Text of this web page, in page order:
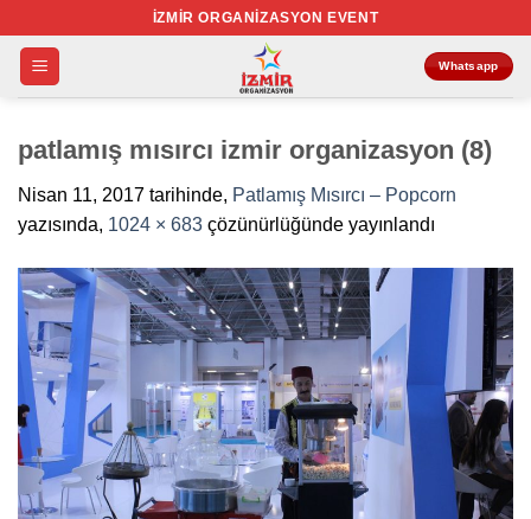
atla
İZMIR ORGANIZASYON EVENT
Whatsapp
patlamış mısırcı izmir organizasyon (8)
Nisan 11, 2017 tarihinde, Patlamış Mısırcı – Popcorn
yazısında, 1024 × 683 çözünürlüğünde yayınlandı